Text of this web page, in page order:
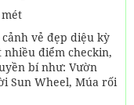
vẻ đẹp diệu kỳ
điểm checkin,
bí như: Vườn
Sun Wheel, Múa rối